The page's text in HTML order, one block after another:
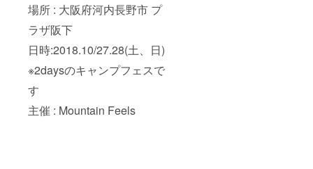
場所 : 大阪府河内長野市 プ
ラザ阪下
日時:2018.10/27.28(土、日)
※2daysのキャンプフェスで
す
主催 : Mountain Feels